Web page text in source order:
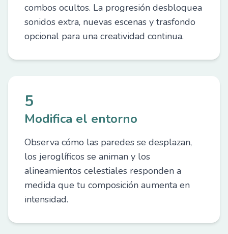
combos ocultos. La progresión desbloquea
sonidos extra, nuevas escenas y trasfondo
opcional para una creatividad continua.
5
Modifica el entorno
Observa cómo las paredes se desplazan,
los jeroglíficos se animan y los
alineamientos celestiales responden a
medida que tu composición aumenta en
intensidad.